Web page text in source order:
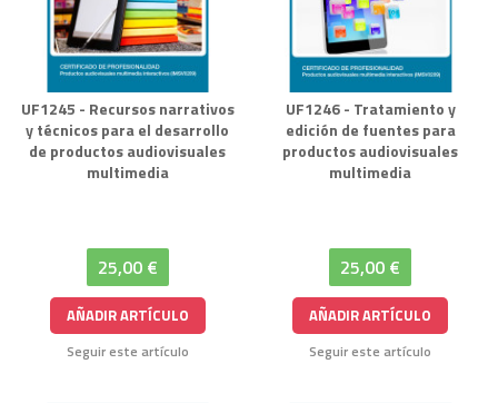
UF1245 - Recursos narrativos
y técnicos para el desarrollo
de productos audiovisuales
multimedia
25,00 €
AÑADIR ARTÍCULO
Seguir este artículo
UF1246 - Tratamiento y
edición de fuentes para
productos audiovisuales
multimedia
25,00 €
AÑADIR ARTÍCULO
Seguir este artículo